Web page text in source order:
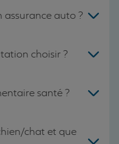
assurance auto ?
choisir ?
santé ?
chat et que